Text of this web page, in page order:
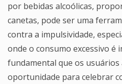
por bebidas alcoólicas,
canetas, pode ser uma
contra a impulsividade,
onde o consumo excessivo é
fundamental que os usuários
oportunidade para celebrar